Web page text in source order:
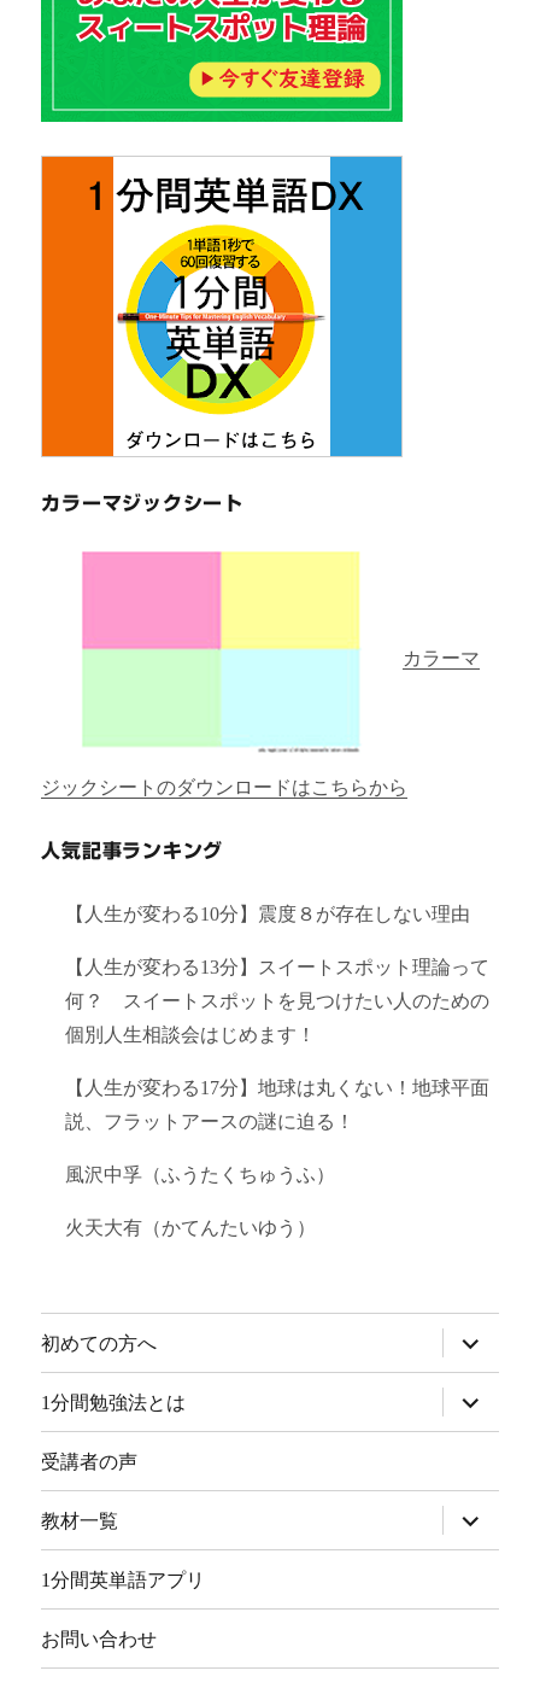
カラーマジックシート
カラーマ
ジックシートのダウンロードはこちらから
人気記事ランキング
【人生が変わる10分】震度８が存在しない理由
【人生が変わる13分】スイートスポット理論って
何？ スイートスポットを見つけたい人のための
個別人生相談会はじめます！
【人生が変わる17分】地球は丸くない！地球平面
説、フラットアースの謎に迫る！
風沢中孚（ふうたくちゅうふ）
火天大有（かてんたいゆう）
初めての方へ
ブ
メ
ニ
ュ
ー
開
1分間勉強法とは
ブ
メ
ー
を
展
開
受講者の声
教材一覧
ブ
メ
ー
開
1分間英単語アプリ
お問い合わせ